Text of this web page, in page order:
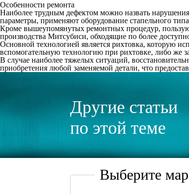
Особенности ремонта
Наиболее трудным дефектом можно назвать
параметры, применяют оборудование стапельного
Кроме вышеупомянутых ремонтных процедур,
производства Митсубиси, обходящие по более
Основной технологией является рихтовка, которую
вспомогательную технологию при рихтовке, либо же
В случае наиболее тяжелых ситуаций,
приобретения любой заменяемой детали, что
Другие статьи
по этой теме
Выберите